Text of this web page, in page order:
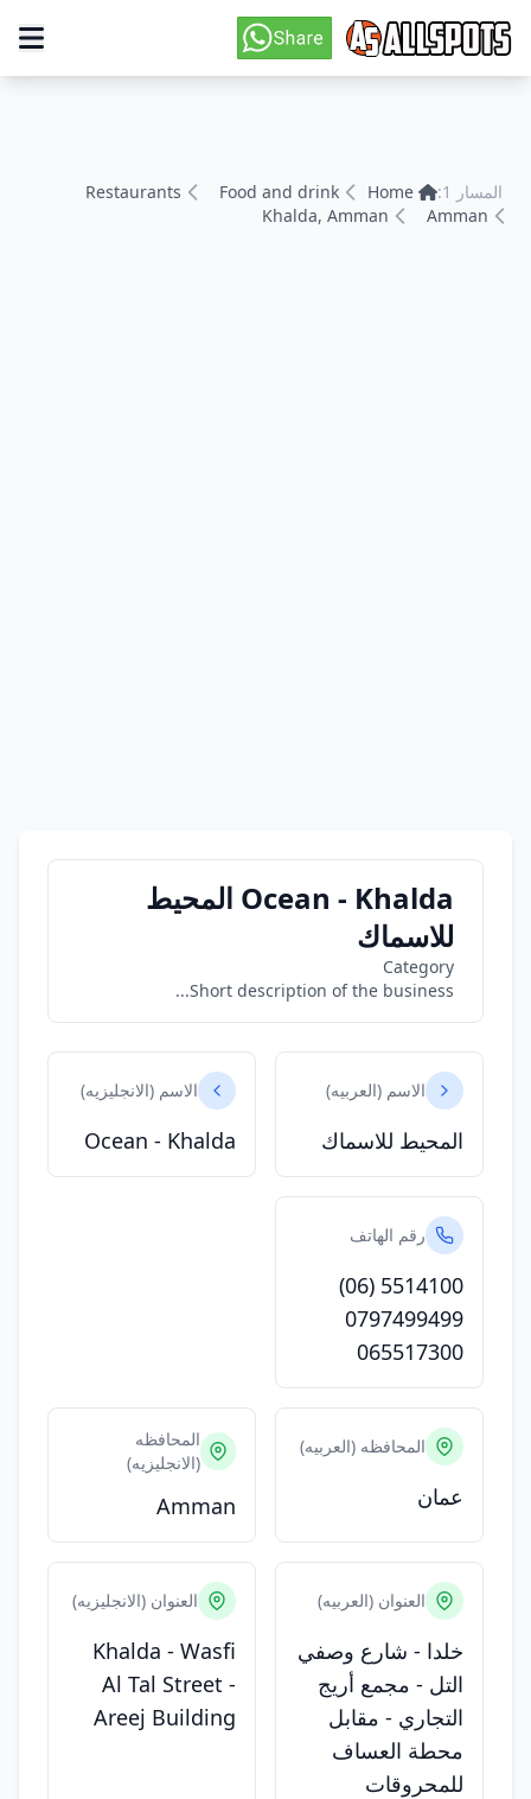
المسار 1: Home
Food and drink
Restaurants
Amman
Khalda, Amman
Ocean - Khalda المحيط
للاسماك
Category
Short description of the business...
الاسم (العربيه)
المحيط للاسماك
الاسم (الانجليزيه)
Ocean - Khalda
رقم الهاتف
(06) 5514100
0797499499
065517300
المحافظه (العربيه)
عمان
المحافظه
(الانجليزيه)
Amman
العنوان (العربيه)
خلدا - شارع وصفي
التل - مجمع أريج
التجاري - مقابل
محطة العساف
للمحروقات
العنوان (الانجليزيه)
Khalda - Wasfi
Al Tal Street -
Areej Building